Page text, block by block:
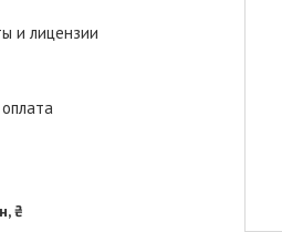
и лицензии
₴